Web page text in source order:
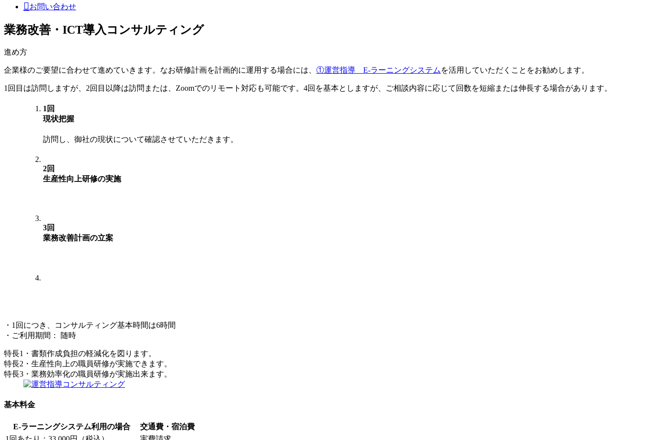
お問い合わせ
業務改善・ICT導入コンサルティング
進め方
企業様のご要望に合わせて進めていきます。なお研修計画を計画的に運用する場合には、 ①運営指導 E-ラーニングシステム を活用していただくことをお勧めします。
1回目は訪問しますが、2回目以降は訪問または、Zoomでのリモート対応も可能です。4回を基本としますが、ご相談内容に応じて回数を短縮または伸長する場合があります。
1回
現状把握
訪問し、御社の現状について確認させていただきます。
2回
生産性向上研修の実施
3回
業務改善計画の立案
・1回につき、コンサルティング基本時間は6時間
・ご利用期間： 随時
特長1 ・書類作成負担の軽減化を図ります。
特長2 ・生産性向上の職員研修が実施できます。
特長3 ・業務効率化の職員研修が実施出来ます。
基本料金
E-ラーニングシステム利用の場合
交通費・宿泊費